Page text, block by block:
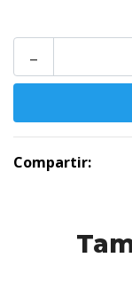
-
Compartir: